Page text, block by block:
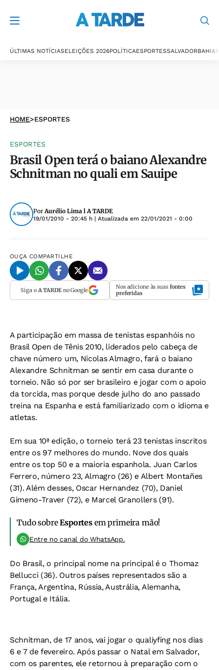
ÚLTIMAS NOTÍCIASELEIÇÕES 2026POLÍTICAESPORTESSALVADORBAHIA
HOME>ESPORTES
ESPORTES
Brasil Open terá o baiano Alexandre
Schnitman no quali em Sauipe
PorAurélio Lima l A TARDE
19/01/2010 - 20:45 h | Atualizada em 22/01/2021 - 0:00
OUÇA COMPARTILHE
Siga o A TARDEno Google Nos adicione às suas fontes
preferidas
A participação em massa de tenistas espanhóis no
Brasil Open de Tênis 2010, liderados pelo cabeça de
chave número um, Nicolas Almagro, fará o baiano
Alexandre Schnitman se sentir em casa durante o
torneio. Não só por ser brasileiro e jogar com o apoio
da torcida, mas porque desde julho do ano passado
treina na Espanha e está familiarizado com o idioma e
atletas.
Em sua 10ª edição, o torneio terá 23 tenistas inscritos
entre os 97 melhores do mundo. Nove dos quais
entre os top 50 e a maioria espanhola. Juan Carlos
Ferrero, número 23, Almagro (26) e Albert Montañes
(31). Além desses, Oscar Hernandez (70), Daniel
Gimeno-Traver (72), e Marcel Granollers (91).
Tudo sobreEsportesem primeira mão!
Entre no canal do WhatsApp.
Do Brasil, o principal nome na principal é o Thomaz
Bellucci (36). Outros países representados são a
França, Argentina, Rússia, Austrália, Alemanha,
Portugal e Itália.
Schnitman, de 17 anos, vai jogar o qualiyfing nos dias
6 e 7 de fevereiro. Após passar o Natal em Salvador,
com os parentes, ele retornou à preparação com o